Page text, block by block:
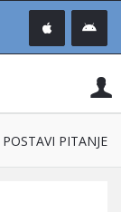
®
POSTAVI PITANJE